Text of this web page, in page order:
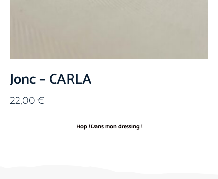
Jonc – CARLA
22,00 €
Hop ! Dans mon dressing !